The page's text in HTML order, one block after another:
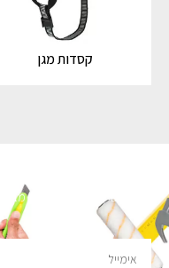
קסדות מגן
מעוניינים לקבל עדכונים על